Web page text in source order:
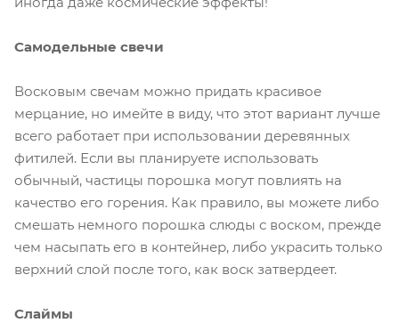
Самодельные свечи
Восковым свечам можно придать красивое
мерцание, но имейте в виду, что этот вариант лучше
всего работает при использовании деревянных
фитилей. Если вы планируете использовать
обычный, частицы порошка могут повлиять на
качество его горения. Как правило, вы можете либо
смешать немного порошка слюды с воском, прежде
чем насыпать его в контейнер, либо украсить только
верхний слой после того, как воск затвердеет.
Слаймы